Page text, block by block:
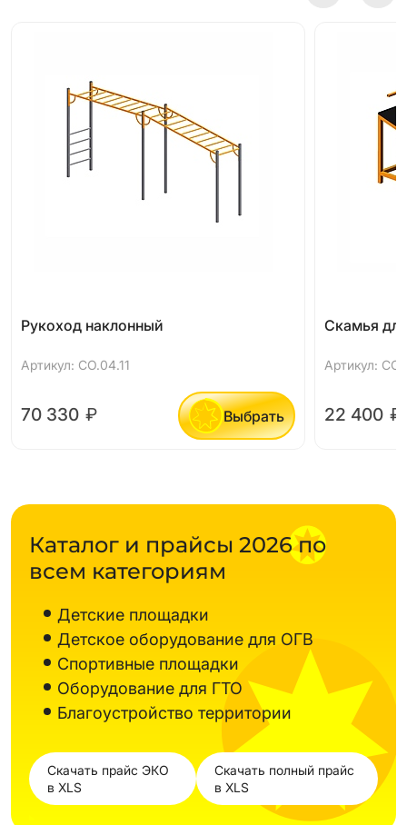
Рукоход наклонный
Артикул: СО.04.11
70 330 ₽ Выбрать
Скамья
Артикул:
22 400 ₽
Каталог и прайсы 2026 по
всем категориям
Детские площадки
Детское оборудование для ОГВ
Спортивные площадки
Оборудование для ГТО
Благоустройство территории
Скачать прайс ЭКО
в XLS
Скачать полный прайс
в XLS